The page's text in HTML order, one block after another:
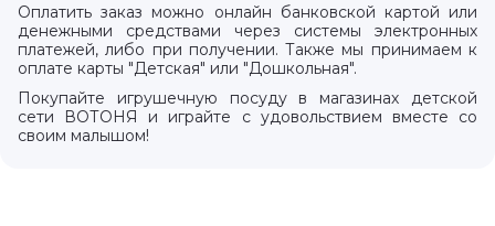
Оплатить заказ можно онлайн банковской картой или
денежными средствами через системы электронных
платежей, либо при получении. Также мы принимаем к
оплате карты "Детская" или "Дошкольная".
Покупайте игрушечную посуду в магазинах детской
сети ВОТОНЯ и играйте с удовольствием вместе со
своим малышом!